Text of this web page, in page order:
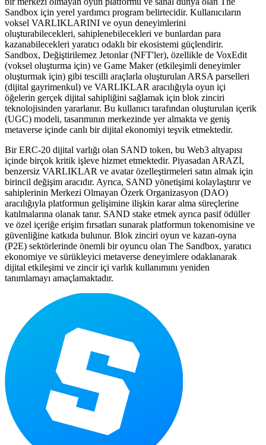
Sandbox için yerel yardımcı program belirtecidir. Kullanıcıların
voksel VARLIKLARINI ve oyun deneyimlerini
oluşturabilecekleri, sahiplenebilecekleri ve bunlardan para
kazanabilecekleri yaratıcı odaklı bir ekosistemi güçlendirir.
Sandbox, Değiştirilemez Jetonlar (NFT'ler), özellikle de VoxEdit
(voksel oluşturma için) ve Game Maker (etkileşimli deneyimler
oluşturmak için) gibi tescilli araçlarla oluşturulan ARSA parselleri
(dijital gayrimenkul) ve VARLIKLAR aracılığıyla oyun içi
öğelerin gerçek dijital sahipliğini sağlamak için blok zinciri
teknolojisinden yararlanır. Bu kullanıcı tarafından oluşturulan içerik
(UGC) modeli, tasarımının merkezinde yer almakta ve geniş
metaverse içinde canlı bir dijital ekonomiyi teşvik etmektedir.
Bir ERC-20 dijital varlığı olan SAND token, bu Web3 altyapısı
içinde birçok kritik işleve hizmet etmektedir. Piyasadan ARAZİ,
benzersiz VARLIKLAR ve avatar özelleştirmeleri satın almak için
birincil değişim aracıdır. Ayrıca, SAND yönetişimi kolaylaştırır ve
sahiplerinin Merkezi Olmayan Özerk Organizasyon (DAO)
aracılığıyla platformun gelişimine ilişkin karar alma süreçlerine
katılmalarına olanak tanır. SAND stake etmek ayrıca pasif ödüller
ve özel içeriğe erişim fırsatları sunarak platformun tokenomisine ve
güvenliğine katkıda bulunur. Blok zinciri oyun ve kazan-oyna
(P2E) sektörlerinde önemli bir oyuncu olan The Sandbox, yaratıcı
ekonomiye ve sürükleyici metaverse deneyimlere odaklanarak
dijital etkileşimi ve zincir içi varlık kullanımını yeniden
tanımlamayı amaçlamaktadır.